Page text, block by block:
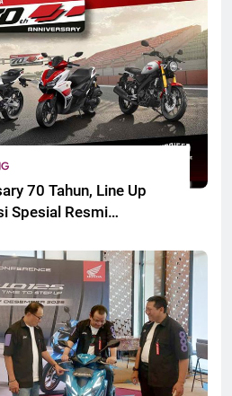
70 Tahun, Line Up
Spesial Resmi